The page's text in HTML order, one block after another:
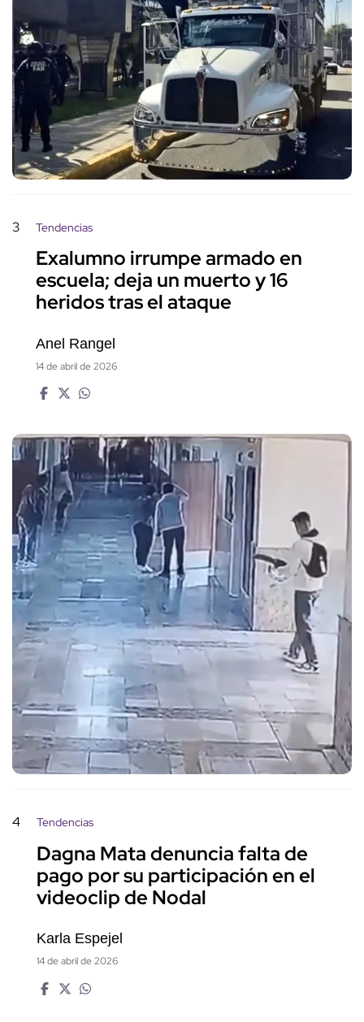
3 Tendencias
Exalumno irrumpe armado en
escuela; deja un muerto y 16
heridos tras el ataque
Anel Rangel
14 de abril de 2026
4 Tendencias
Dagna Mata denuncia falta de
pago por su participación en el
videoclip de Nodal
Karla Espejel
14 de abril de 2026